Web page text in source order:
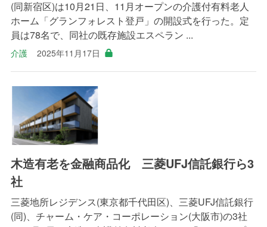
(同新宿区)は10月21日、11月オープンの介護付有料老人
ホーム「グランフォレスト登戸」の開設式を行った。定
員は78名で、同社の既存施設エスペラン ...
介護 2025年11月17日
木造有老を金融商品化 三菱UFJ信託銀行ら3
社
三菱地所レジデンス(東京都千代田区)、三菱UFJ信託銀行
(同)、チャーム・ケア・コーポレーション(大阪市)の3社